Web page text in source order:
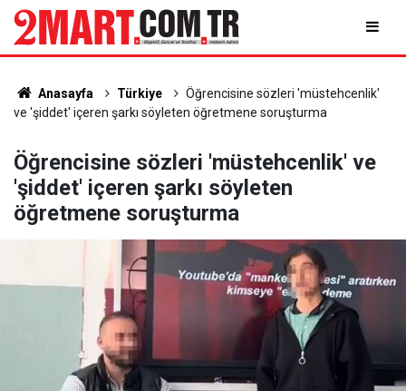
Anasayfa Türkiye
Öğrencisine sözleri 'müstehcenlik'
ve 'şiddet' içeren şarkı söyleten öğretmene soruşturma
Öğrencisine sözleri 'müstehcenlik' ve
'şiddet' içeren şarkı söyleten
öğretmene soruşturma